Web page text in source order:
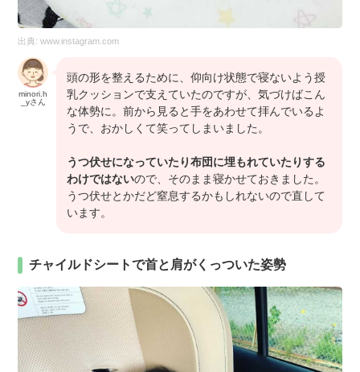
出典:www.instagram.com
minori.h
_yさん
頭の形を整えるために、仰向け状態で寝ないよう授
乳クッションで支えていたのですが、気づけばこん
な体勢に。前から見ると手をあわせて拝んでいるよ
うで、おかしくて笑ってしまいました。
うつ伏せになっていたり布団に埋もれていたりする
わけではないので、そのまま寝かせておきました。
うつ伏せとかだど窒息するかもしれないので直して
います。
チャイルドシートで首と肩がくっついた姿勢